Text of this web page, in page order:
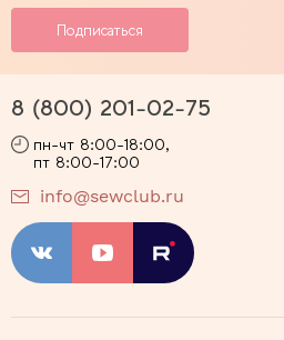
8 (800) 201-02-75
пн-чт 8:00-18:00,
пт 8:00-17:00
info@sewclub.ru